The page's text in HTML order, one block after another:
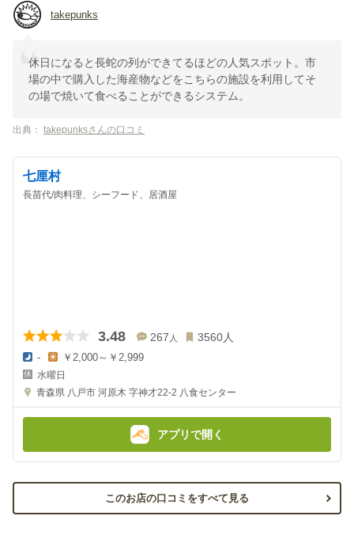
takepunks
休日になると長蛇の列ができてるほどの人気スポット。市
場の中で購入した海産物などをこちらの施設を利用してそ
の場で焼いて食べることができるシステム。
出典： takepunksさんの口コミ
七厘村
長苗代/肉料理、シーフード、居酒屋
3.48 267 人 3560人
夜
の
金
-
昼
の
金
額
￥2,000～￥2,999
水曜日
青森県 八戸市 河原木 字神才22-2 八食センター
アプリで開く
このお店の口コミをすべて見る